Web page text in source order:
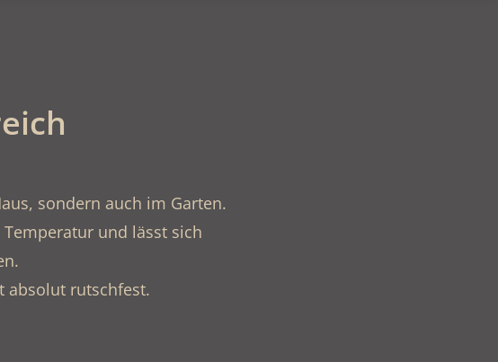
sondern auch im Garten.
und lässt sich
absolut rutschfest.